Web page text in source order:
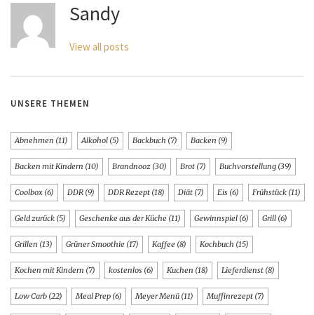
Sandy
View all posts
UNSERE THEMEN
Abnehmen (11) Alkohol (5) Backbuch (7) Backen (9)
Backen mit Kindern (10) Brandnooz (30) Brot (7) Buchvorstellung (39)
Coolbox (6) DDR (9) DDR Rezept (18) Diät (7) Eis (6) Frühstück (11)
Geld zurück (5) Geschenke aus der Küche (11) Gewinnspiel (6) Grill (6)
Grillen (13) Grüner Smoothie (17) Kaffee (8) Kochbuch (15)
Kochen mit Kindern (7) kostenlos (6) Kuchen (18) Lieferdienst (8)
Low Carb (22) Meal Prep (6) Meyer Menü (11) Muffinrezept (7)